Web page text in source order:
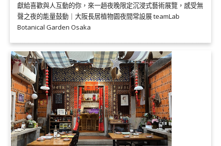
獻給喜歡與人互動的你，來一趟夜晚限定沉浸式藝術展覽，感受無
聲之夜的能量鼓動｜大阪長居植物園夜間常設展 teamLab
Botanical Garden Osaka